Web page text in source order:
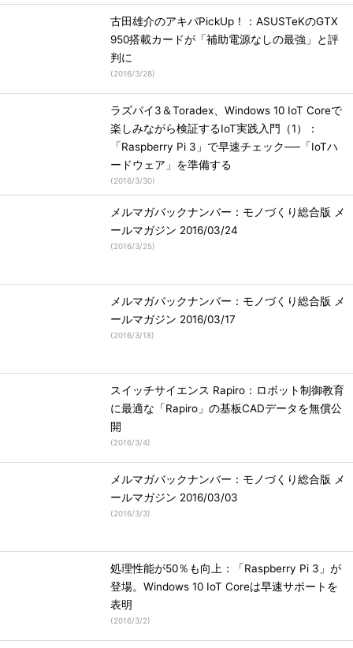
古田雄介のアキバPickUp！：ASUSTeKのGTX
950搭載カードが「補助電源なしの最強」と評
判に
(2016/3/28)
ラズパイ3＆Toradex、Windows 10 IoT Coreで
楽しみながら検証するIoT実践入門（1）：
「Raspberry Pi 3」で早速チェック──「IoTハ
ードウェア」を準備する
(2016/3/30)
メルマガバックナンバー：モノづくり総合版 メ
ールマガジン 2016/03/24
(2016/3/25)
メルマガバックナンバー：モノづくり総合版 メ
ールマガジン 2016/03/17
(2016/3/18)
スイッチサイエンス Rapiro：ロボット制御教育
に最適な「Rapiro」の基板CADデータを無償公
開
(2016/3/4)
メルマガバックナンバー：モノづくり総合版 メ
ールマガジン 2016/03/03
(2016/3/3)
処理性能が50％も向上：「Raspberry Pi 3」が
登場。Windows 10 IoT Coreは早速サポートを
表明
(2016/3/2)